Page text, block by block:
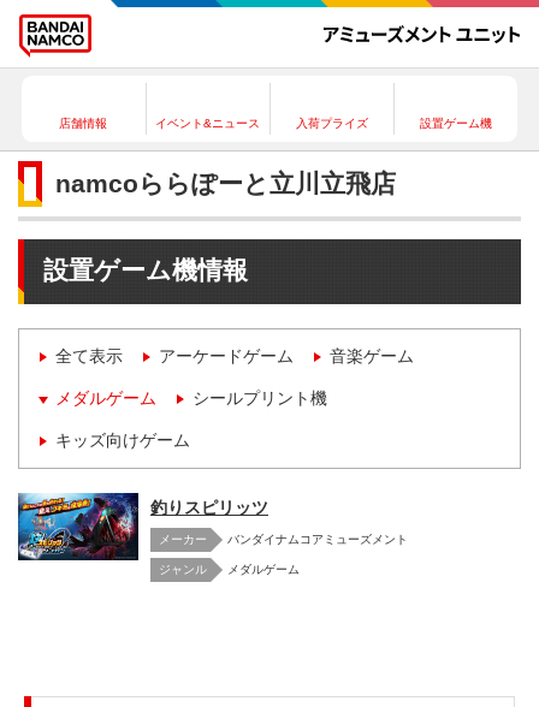
店舗情報 イベント&ニュース 入荷プライズ 設置ゲーム機
namcoららぽーと立川立飛店
設置ゲーム機情報
全て表示 アーケードゲーム 音楽ゲーム
メダルゲーム シールプリント機
キッズ向けゲーム
釣りスピリッツ
メーカー バンダイナムコアミューズメント
メダルゲーム